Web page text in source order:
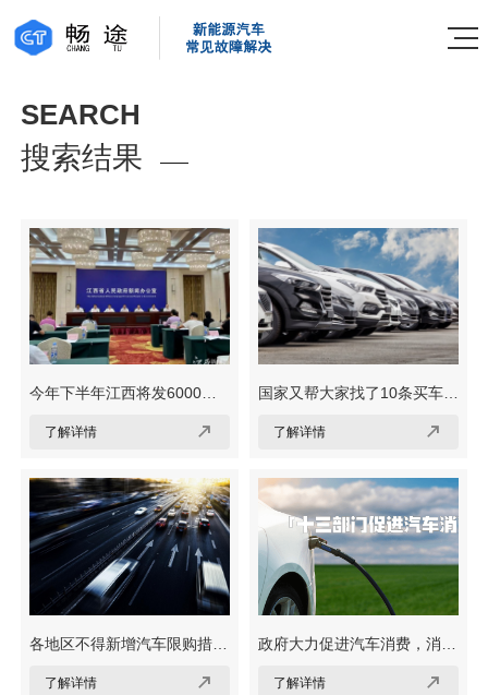
SEARCH
搜索结果
今年下半年江西将发6000万
元汽车消费券，咱们山西还有
了解详情 
国家又帮大家找了10条买车的
理由
了解详情 
各地区不得新增汽车限购措施
扩大新能源汽车消费
了解详情 
政府大力促进汽车消费，消费
者将省哪些钱，将省多少心？
了解详情 